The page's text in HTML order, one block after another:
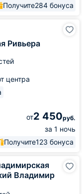
Получите284 бонуса
Ривьера
центра
от2 450руб.
за 1 ночь
Получите123 бонуса
Владимир